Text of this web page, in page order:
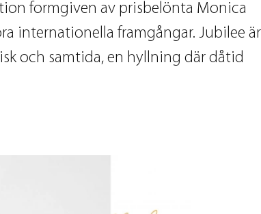
formgiven av prisbelönta Monica
internationella framgångar. Jubilee är
och samtida, en hyllning där dåtid